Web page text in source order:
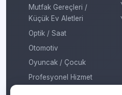
Mutfak Gereçleri /
Küçük Ev Aletleri
Optik / Saat
Otomotiv
Oyuncak / Çocuk
Profesyonel Hizmet